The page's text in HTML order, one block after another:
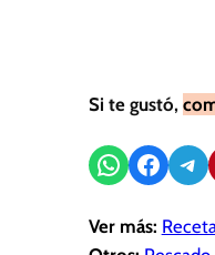
Si te gustó,
Compartir en WhatsApp
Compartir en
Ver más: